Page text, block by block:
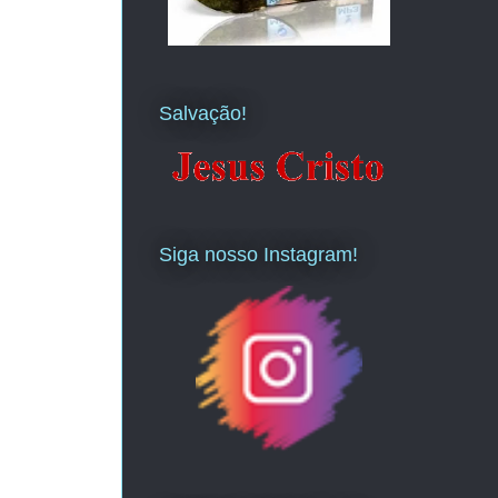
Salvação!
Siga nosso Instagram!